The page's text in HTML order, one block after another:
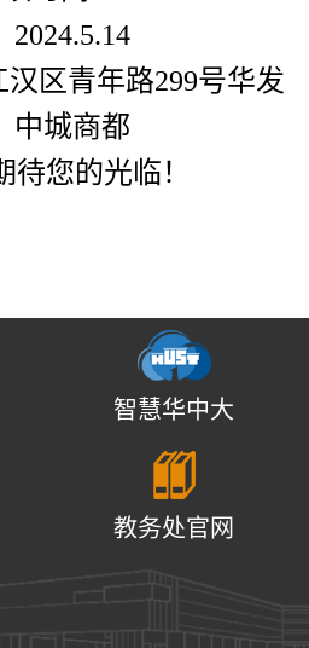
2024.5.14
汉区青年路299号华发
中城商都
待您的光临！
智慧华中大
教务处官网